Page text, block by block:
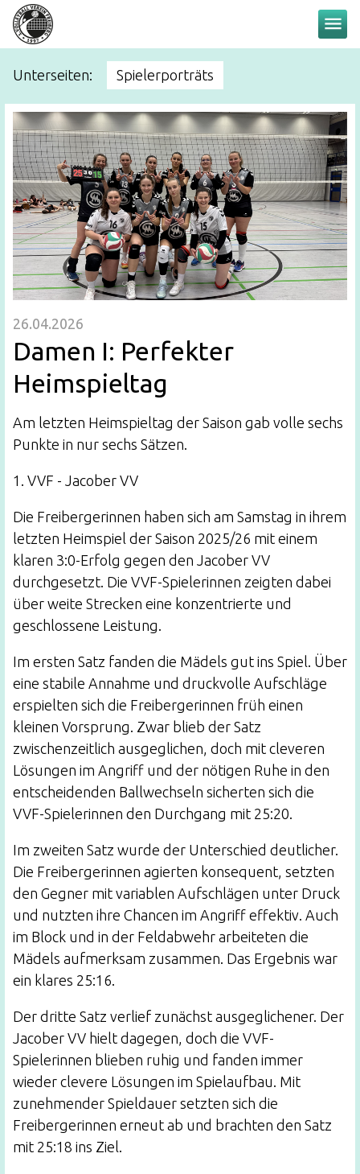
menu
Unterseiten: Spielerporträts
26.04.2026
Damen I: Perfekter
Heimspieltag
Am letzten Heimspieltag der Saison gab volle sechs
Punkte in nur sechs Sätzen.
1. VVF - Jacober VV
Die Freibergerinnen haben sich am Samstag in ihrem
letzten Heimspiel der Saison 2025/26 mit einem
klaren 3:0-Erfolg gegen den Jacober VV
durchgesetzt. Die VVF-Spielerinnen zeigten dabei
über weite Strecken eine konzentrierte und
geschlossene Leistung.
Im ersten Satz fanden die Mädels gut ins Spiel. Über
eine stabile Annahme und druckvolle Aufschläge
erspielten sich die Freibergerinnen früh einen
kleinen Vorsprung. Zwar blieb der Satz
zwischenzeitlich ausgeglichen, doch mit cleveren
Lösungen im Angriff und der nötigen Ruhe in den
entscheidenden Ballwechseln sicherten sich die
VVF-Spielerinnen den Durchgang mit 25:20.
Im zweiten Satz wurde der Unterschied deutlicher.
Die Freibergerinnen agierten konsequent, setzten
den Gegner mit variablen Aufschlägen unter Druck
und nutzten ihre Chancen im Angriff effektiv. Auch
im Block und in der Feldabwehr arbeiteten die
Mädels aufmerksam zusammen. Das Ergebnis war
ein klares 25:16.
Der dritte Satz verlief zunächst ausgeglichener. Der
Jacober VV hielt dagegen, doch die VVF-
Spielerinnen blieben ruhig und fanden immer
wieder clevere Lösungen im Spielaufbau. Mit
zunehmender Spieldauer setzten sich die
Freibergerinnen erneut ab und brachten den Satz
mit 25:18 ins Ziel.